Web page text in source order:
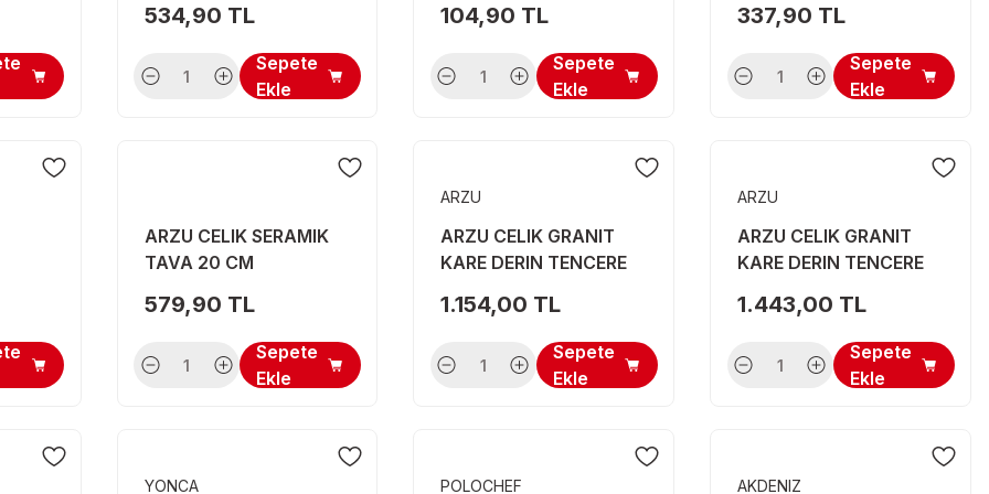
534,90 TL
Sepete
Ekle
104,90 TL
Sepete
Ekle
337,90 TL
Sepete
Ekle
ARZU CELIK SERAMIK
TAVA 20 CM
579,90 TL
Sepete
Ekle
ARZU
ARZU CELIK GRANIT
KARE DERIN TENCERE
1.154,00 TL
Sepete
Ekle
ARZU
ARZU CELIK GRANIT
KARE DERIN TENCERE
1.443,00 TL
Sepete
Ekle
YONCA POLOCHEF AKDENIZ